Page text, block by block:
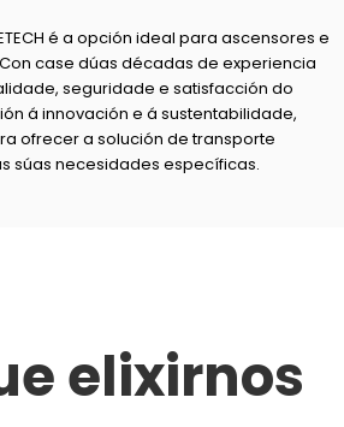
é a opción ideal para ascensores e
case dúas décadas de experiencia
seguridade e satisfacción do
á innovación e á sustentabilidade,
ofrecer a solución de transporte
súas necesidades específicas.
elixirnos